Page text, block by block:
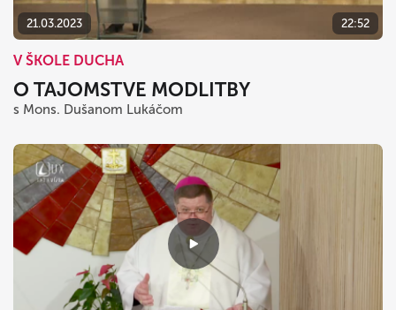
21.03.2023 22:52
V ŠKOLE DUCHA
O TAJOMSTVE MODLITBY
s Mons. Dušanom Lukáčom